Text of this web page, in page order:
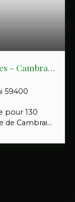
- Cambrai
59400
pour 130
de Cambrai
entretenu👍